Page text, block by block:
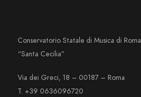
Conservatorio Statale di Musica di Roma
“Santa Cecilia”
Via dei Greci, 18 – 00187 – Roma
T. +39 0636096720